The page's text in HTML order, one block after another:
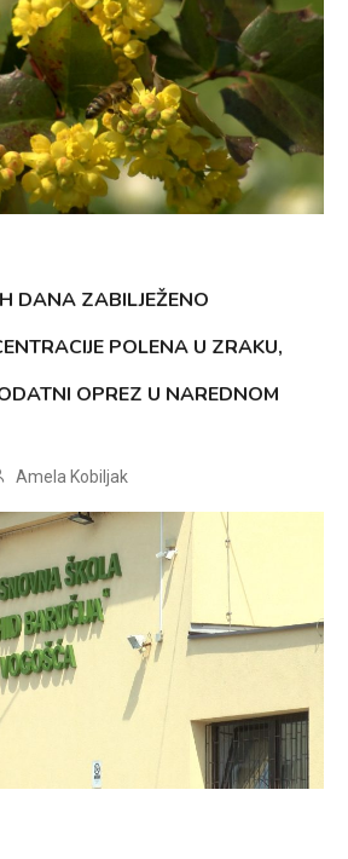
DANA ZABILJEŽENO
POLENA U ZRAKU,
OPREZ U NAREDNOM
Amela Kobiljak